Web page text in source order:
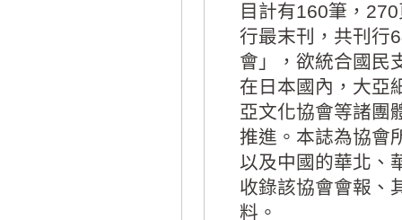
目計有160筆，
行最末刊，共刊行
會」，欲統合國民
在日本國內，大亞
亞文化協會等諸團
推進。本誌為協會
以及中國的華北、
收錄該協會會報、
料。